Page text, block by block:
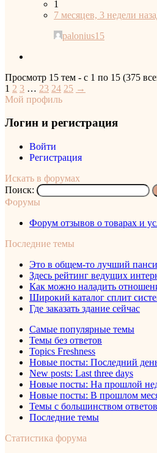
1
7 месяцев, 3 недели
palonius15
Просмотр 15 тем - с 1 по 15 (375
1 2 3 … 23 24 25 →
Мой профиль
Логин и регистрация
Войти
Регистрация
Искать в форумах
Поиск:
Форумы
Форум отзывов о товарах и
Последние темы
Это в общем-то лучший
Здесь рейтинг ведущих
Как можно наладить
Широкий каталог сплит
Где заказать здание сейчас
Самые популярные темы
Темы без ответов
Topics Freshness
Новые посты: Последний
New posts: Last three days
Новые посты: На прошлой
Новые посты: В прошлом
Темы с большинством ответов
Последние темы
Статистика форума